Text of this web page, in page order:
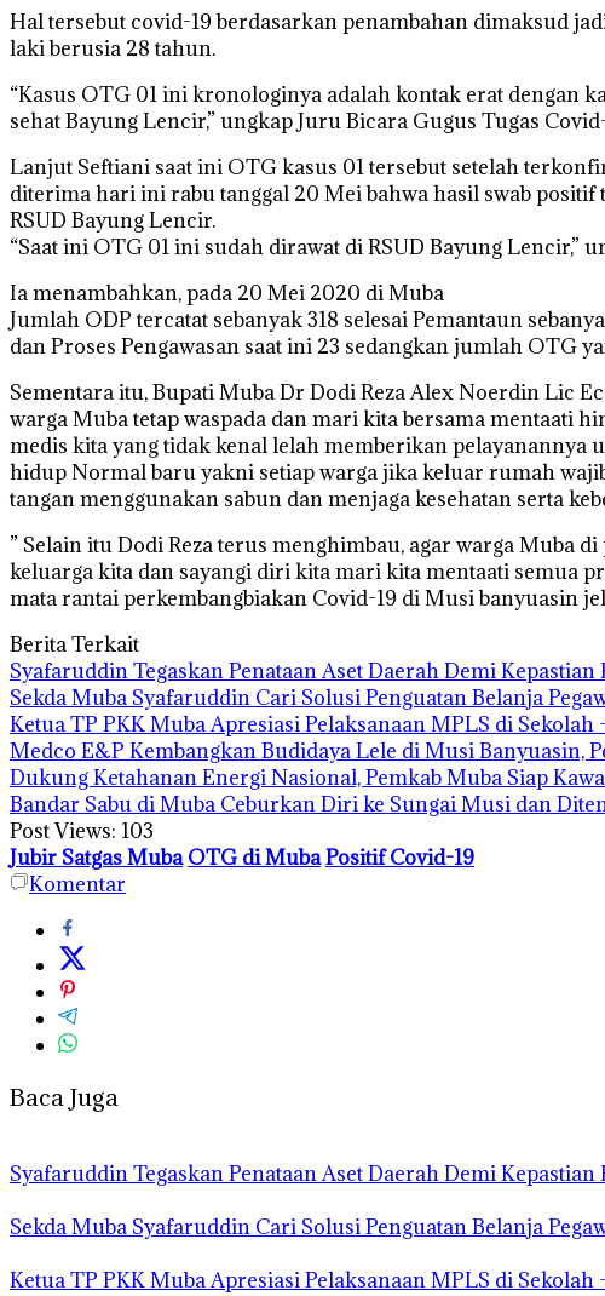
Hal tersebut covid-19 berdasarkan penambahan dimaksud
laki berusia 28 tahun.
“Kasus OTG 01 ini kronologinya adalah kontak erat dengan
sehat Bayung Lencir,” ungkap Juru Bicara Gugus Tugas
Lanjut Seftiani saat ini OTG kasus 01 tersebut setelah
diterima hari ini rabu tanggal 20 Mei bahwa hasil swab
RSUD Bayung Lencir.
“Saat ini OTG 01 ini sudah dirawat di RSUD Bayung Lencir,”
Ia menambahkan, pada 20 Mei 2020 di Muba
Jumlah ODP tercatat sebanyak 318 selesai Pemantaun
dan Proses Pengawasan saat ini 23 sedangkan jumlah OTG
Sementara itu, Bupati Muba Dr Dodi Reza Alex Noerdin Lic
warga Muba tetap waspada dan mari kita bersama mentaati
medis kita yang tidak kenal lelah memberikan
hidup Normal baru yakni setiap warga jika keluar rumah
tangan menggunakan sabun dan menjaga kesehatan serta
” Selain itu Dodi Reza terus menghimbau, agar warga Muba
keluarga kita dan sayangi diri kita mari kita mentaati semua
mata rantai perkembangbiakan Covid-19 di Musi banyuasin
Berita Terkait
Syafaruddin Tegaskan Penataan Aset Daerah Demi
Sekda Muba Syafaruddin Cari Solusi Penguatan Belanja
Ketua TP PKK Muba Apresiasi Pelaksanaan MPLS di Sekolah
Medco E&P Kembangkan Budidaya Lele di Musi Banyuasin,
Dukung Ketahanan Energi Nasional, Pemkab Muba Siap
Bandar Sabu di Muba Ceburkan Diri ke Sungai Musi dan
Post Views: 103
Jubir Satgas Muba OTG di MubaPositif Covid-19
Komentar
Baca Juga
Syafaruddin Tegaskan Penataan Aset Daerah Demi
Sekda Muba Syafaruddin Cari Solusi Penguatan Belanja
Ketua TP PKK Muba Apresiasi Pelaksanaan MPLS di Sekolah